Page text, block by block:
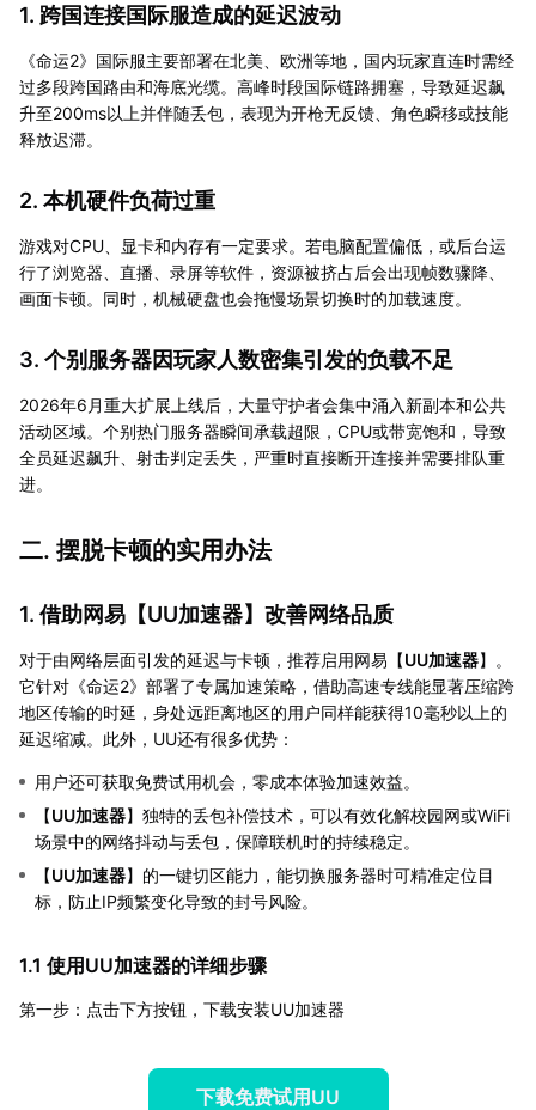
1. 跨国连接国际服造成的延迟波动
《命运2》国际服主要部署在北美、欧洲等地，国内玩家直连时需经
过多段跨国路由和海底光缆。高峰时段国际链路拥塞，导致延迟飙
升至200ms以上并伴随丢包，表现为开枪无反馈、角色瞬移或技能
释放迟滞。
2. 本机硬件负荷过重
游戏对CPU、显卡和内存有一定要求。若电脑配置偏低，或后台运
行了浏览器、直播、录屏等软件，资源被挤占后会出现帧数骤降、
画面卡顿。同时，机械硬盘也会拖慢场景切换时的加载速度。
3. 个别服务器因玩家人数密集引发的负载不足
2026年6月重大扩展上线后，大量守护者会集中涌入新副本和公共
活动区域。个别热门服务器瞬间承载超限，CPU或带宽饱和，导致
全员延迟飙升、射击判定丢失，严重时直接断开连接并需要排队重
进。
二. 摆脱卡顿的实用办法
1. 借助网易【UU加速器】改善网络品质
对于由网络层面引发的延迟与卡顿，推荐启用网易【UU加速器】。
它针对《命运2》部署了专属加速策略，借助高速专线能显著压缩跨
地区传输的时延，身处远距离地区的用户同样能获得10毫秒以上的
延迟缩减。此外，UU还有很多优势：
用户还可获取免费试用机会，零成本体验加速效益。
【UU加速器】独特的丢包补偿技术，可以有效化解校园网或WiFi
场景中的网络抖动与丢包，保障联机时的持续稳定。
【UU加速器】的一键切区能力，能切换服务器时可精准定位目
标，防止IP频繁变化导致的封号风险。
1.1 使用UU加速器的详细步骤
第一步：点击下方按钮，下载安装UU加速器
下载免费试用UU